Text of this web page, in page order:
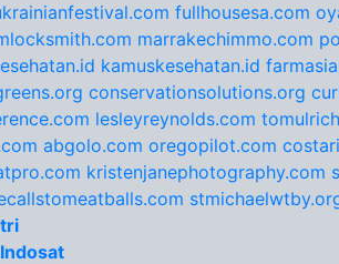
fullhousesa.com
marrakechimmo.com
kamuskesehatan.id
conservationsolutions.org
lesleyreynolds.com
abgolo.com oregopilot.com
kristenjanephotography.com